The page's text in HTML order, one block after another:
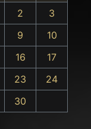
2
3
9
10
16
17
23
24
30